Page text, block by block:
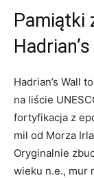
Pamiątki
Hadrian’s
Hadrian’s Wall
na⁤ liście
fortyfikacja z
mil od ‍Morza
Oryginalnie
wieku n.e., mur